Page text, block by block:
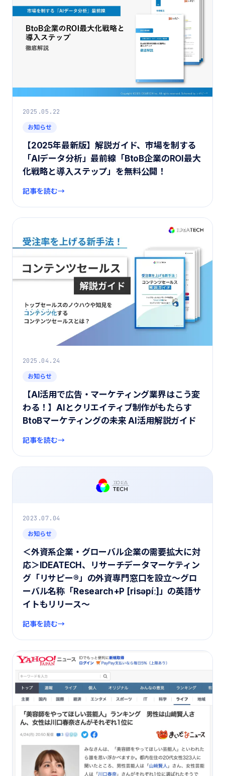
2025.05.22
お知らせ
【2025年最新版】解説ガイド、市場を制する
「AIデータ分析」最前線「BtoB企業のROI最大
化戦略と導入ステップ」を無料公開！
記事を読む
2025.04.24
お知らせ
【AI活用で広告・マーケティング業界はこう変
わる！】AIとクリエイティブ制作がもたらす
BtoBマーケティングの未来 AI活用解説ガイド
記事を読む
2023.07.04
お知らせ
＜外資系企業・グローバル企業の需要拡大に対
応＞IDEATECH、リサーチデータマーケティン
グ「リサピー®︎」の外資専門窓口を設立〜グロ
ーバル名称「Research+P [risəpíː]」の英語サ
イトもリリース〜
記事を読む